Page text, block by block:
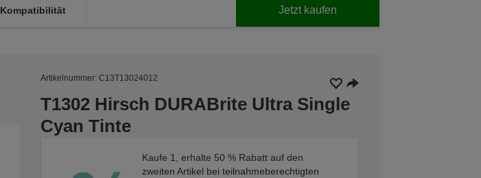
Kompatibilität Jetzt kaufen
Artikelnummer: C13T13024012
T1302 Hirsch DURABrite Ultra Single
Cyan Tinte
Kaufe 1, erhalte 50 % Rabatt auf den
zweiten Artikel bei teilnahmeberechtigten